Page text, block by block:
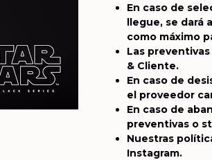
En caso de
llegue, se dará
como máximo
Las
& Cliente.
En caso de
el proveedor
En caso de
preventivas o
Nuestras
Instagram.